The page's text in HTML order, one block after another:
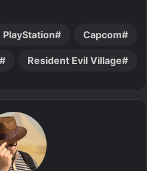
Capcom
PlayStation
Resident Evil Village